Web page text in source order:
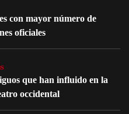
con mayor número de
oficiales
que han influido en la
occidental